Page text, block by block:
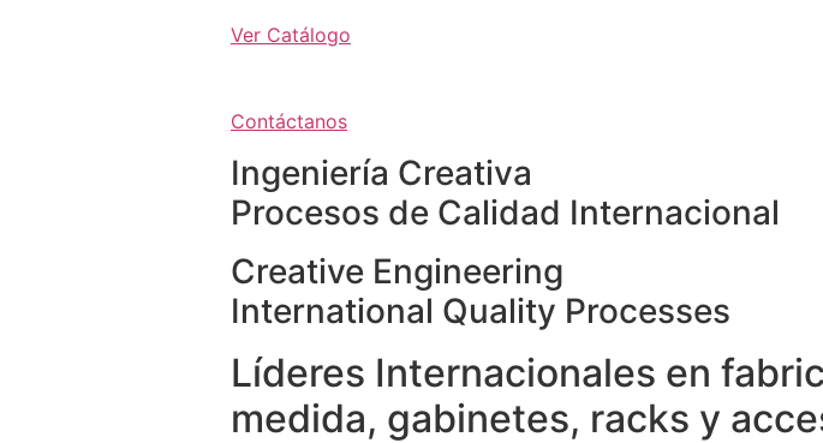
Ver Catálogo
Contáctanos
Ingeniería Creativa
Procesos de Calidad Internacional
Creative Engineering
International Quality Processes
Líderes Internacionales en
medida, gabinetes, racks y